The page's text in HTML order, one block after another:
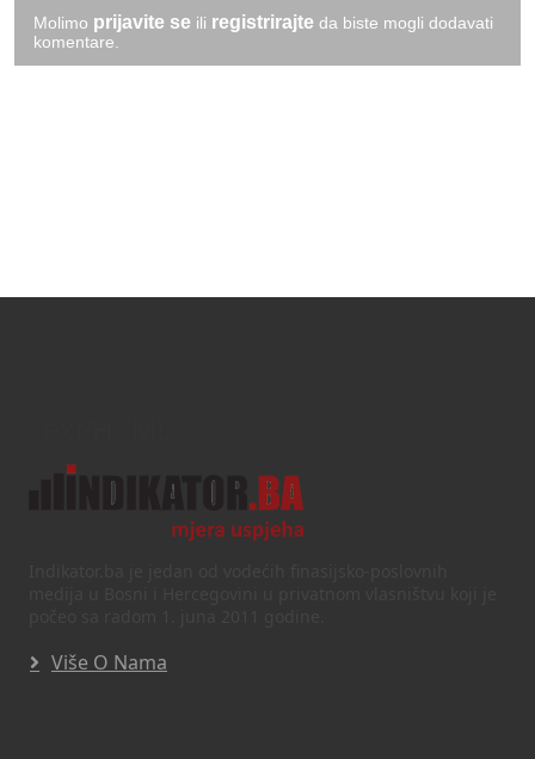
Molimo prijavite se ili registrirajte da biste mogli dodavati
komentare.
Više O Nama